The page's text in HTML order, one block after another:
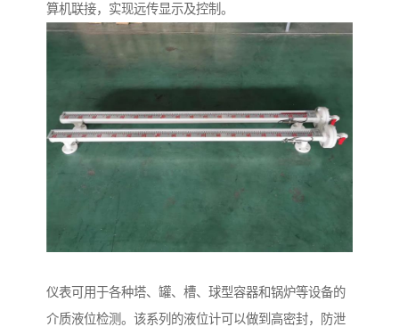
算机联接，实现远传显示及控制。
仪表可用于各种塔、罐、槽、球型容器和锅炉等设备的
介质液位检测。该系列的液位计可以做到高密封，防泄